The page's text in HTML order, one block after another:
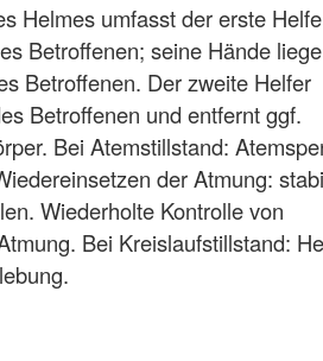
Helmes umfasst der erste
Betroffenen; seine Hände
Betroffenen. Der zweite Helfer
Betroffenen und entfernt ggf.
Bei Atemstillstand:
der Atmung:
Wiederholte Kontrolle von
Bei Kreislaufstillstand: